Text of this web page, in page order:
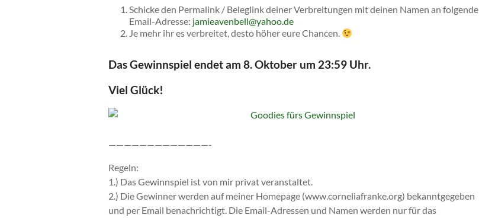
Schicke den Permalink / Beleglink deiner Verbreitungen mit deinen Namen an folgende
Email-Adresse: jamieavenbell@yahoo.de
Je mehr ihr es verbreitet, desto höher eure Chancen.
Das Gewinnspiel endet am 8. Oktober um 23:59 Uhr.
Viel Glück!
—————————————-
Regeln:
1.) Das Gewinnspiel ist von mir privat veranstaltet.
2.) Die Gewinner werden auf meiner Homepage (www.corneliafranke.org) bekanntgegeben
und per Email benachrichtigt. Die Email-Adressen und Namen werden nur für das